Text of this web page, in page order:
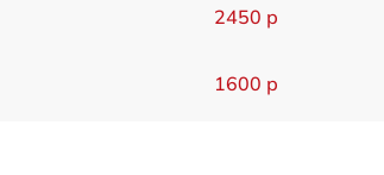
2450 р
1600 р